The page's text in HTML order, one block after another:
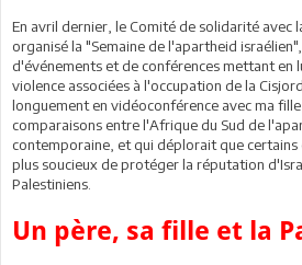
En avril dernier, le Comité de solidarité avec
organisé la "Semaine de l'apartheid
d'événements et de conférences mettant en
violence associées à l'occupation de la
longuement en vidéoconférence avec ma
comparaisons entre l'Afrique du Sud de
contemporaine, et qui déplorait que
plus soucieux de protéger la réputation
Palestiniens.
Un père, sa fille et la